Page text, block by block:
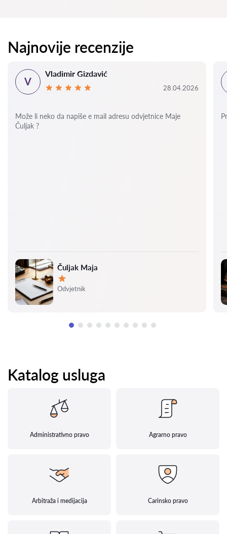
Najnovije recenzije
Čuljak Maja
Ocjena:
Odvjetnik
V
Vladimir Gizdavić
28.04.2026
Može li neko da napiše e mail adresu odvjetnice Maje
Čuljak ?
Katalog usluga
Administrativno pravo Agrarno pravo
Arbitraža i medijacija Carinsko pravo